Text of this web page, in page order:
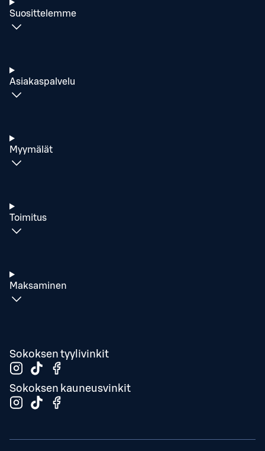
Suosittelemme
Asiakaspalvelu
Myymälät
Toimitus
Maksaminen
Sokoksen tyylivinkit
Sokoksen kauneusvinkit